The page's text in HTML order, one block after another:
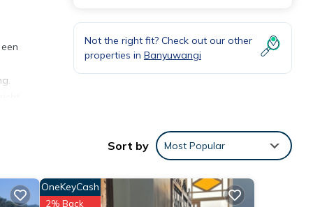
Not the right fit? Check out our other
properties in Banyuwangi
Sort by Most Popular
OneKeyCash
2% Back